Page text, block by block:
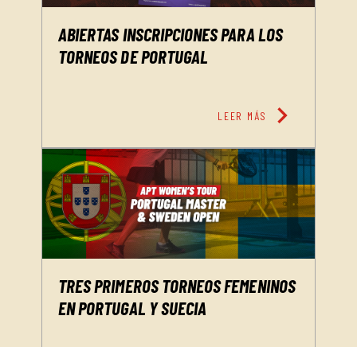
ABIERTAS INSCRIPCIONES PARA LOS
TORNEOS DE PORTUGAL
LEER MÁS chevron_right
TRES PRIMEROS TORNEOS FEMENINOS
EN PORTUGAL Y SUECIA